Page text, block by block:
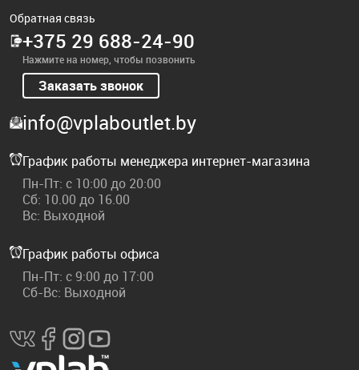
Обратная связь
+375 29 688-24-90
Нажмите на номер, чтобы позвонить
Заказать звонок
info@vplaboutlet.by
График работы менеджера интернет-магазина
Пн-Пт: с 10:00 до 20:00
Сб: 10.00 до 16.00
Вс: Выходной
График работы офиса
Пн-Пт: с 9:00 до 17:00
Сб-Вс: Выходной